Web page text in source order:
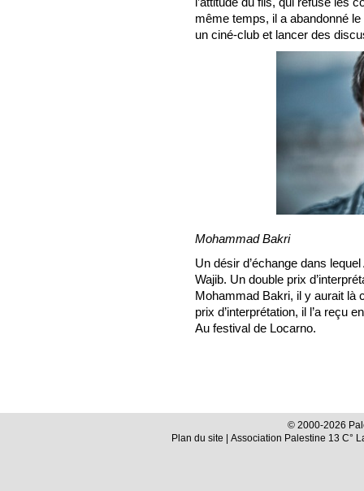
même temps, il a abandonné
un ciné-club et lancer des
Mohammad Bakri
Un désir d’échange dans
Wajib. Un double prix
Mohammad Bakri, il y aurait là
prix d’interprétation, il l’a reçu
Au festival de Locarno.
© 2000-2026
Plan du site | Association Palestine 13 C°